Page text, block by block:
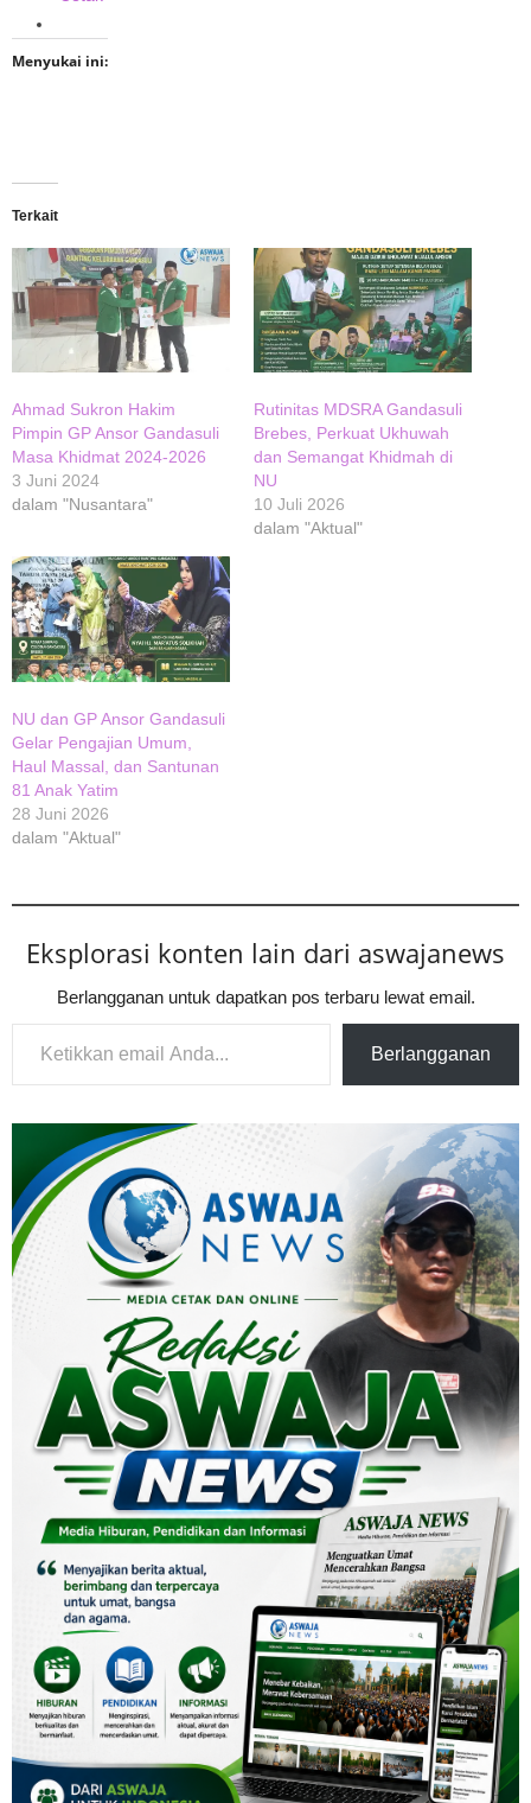
Menyukai ini:
Terkait
Ahmad Sukron Hakim
Pimpin GP Ansor Gandasuli
Masa Khidmat 2024-2026
3 Juni 2024
dalam "Nusantara"
Rutinitas MDSRA Gandasuli
Brebes, Perkuat Ukhuwah
dan Semangat Khidmah di
NU
10 Juli 2026
dalam "Aktual"
NU dan GP Ansor Gandasuli
Gelar Pengajian Umum,
Haul Massal, dan Santunan
81 Anak Yatim
28 Juni 2026
dalam "Aktual"
Eksplorasi konten lain dari aswajanews
Berlangganan untuk dapatkan pos terbaru lewat email.
Ketikkan email Anda...
Berlangganan